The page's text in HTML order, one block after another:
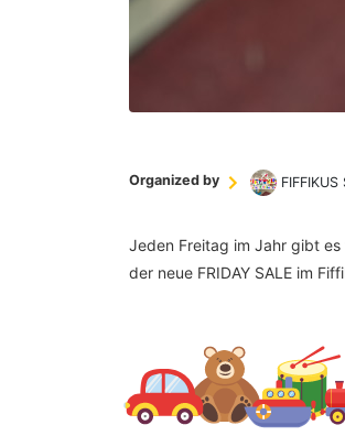
Organized by
Jeden Freitag im Jahr gibt
der neue FRIDAY SALE im